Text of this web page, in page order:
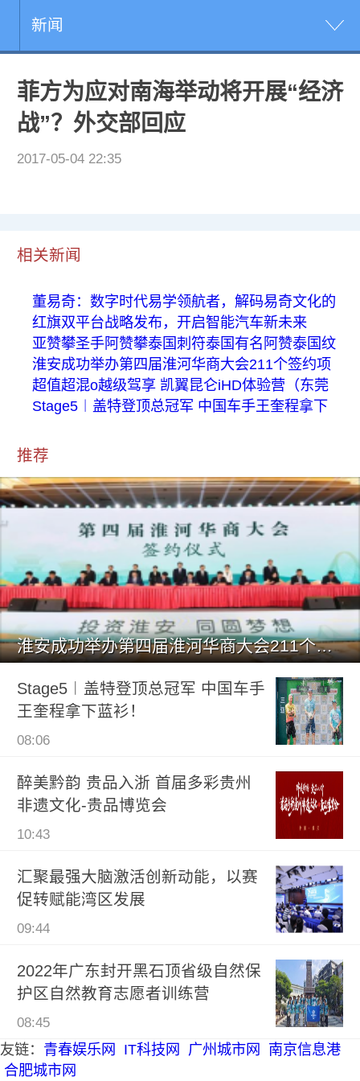
新闻
菲方为应对南海举动将开展“经济
战”？外交部回应
2017-05-04 22:35
相关新闻
董易奇：数字时代易学领航者，解码易奇文化的
红旗双平台战略发布，开启智能汽车新未来
亚赞攀圣手阿赞攀泰国刺符泰国有名阿赞泰国纹
淮安成功举办第四届淮河华商大会211个签约项
超值超混o越级驾享 凯翼昆仑iHD体验营（东莞
Stage5︱盖特登顶总冠军 中国车手王奎程拿下
推荐
淮安成功举办第四届淮河华商大会211个签约项目 总投资1486.
Stage5︱盖特登顶总冠军 中国车手
王奎程拿下蓝衫！
08:06
醉美黔韵 贵品入浙 首届多彩贵州
非遗文化-贵品博览会
10:43
汇聚最强大脑激活创新动能，以赛
促转赋能湾区发展
09:44
2022年广东封开黑石顶省级自然保
护区自然教育志愿者训练营
08:45
友链： 青春娱乐网 IT科技网 广州城市网
南京信息港
合肥城市网